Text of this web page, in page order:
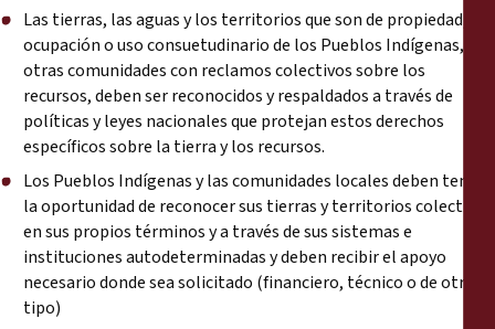
Las tierras, las aguas y los territorios que son de propiedad,
ocupación o uso consuetudinario de los Pueblos Indígenas, u
otras comunidades con reclamos colectivos sobre los
recursos, deben ser reconocidos y respaldados a través de
políticas y leyes nacionales que protejan estos derechos
específicos sobre la tierra y los recursos.
Los Pueblos Indígenas y las comunidades locales deben tener
la oportunidad de reconocer sus tierras y territorios colectivos
en sus propios términos y a través de sus sistemas e
instituciones autodeterminadas y deben recibir el apoyo
necesario donde sea solicitado (financiero, técnico o de otro
tipo)